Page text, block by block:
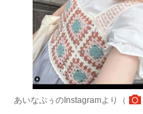
あいなぷぅのInstagramより（